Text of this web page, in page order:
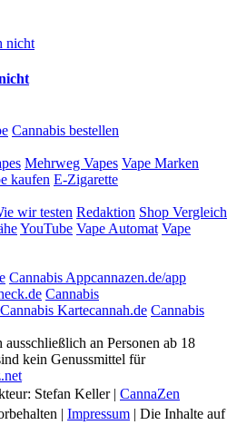
Cannabis bestellen
Mehrweg Vapes Vape Marken
kaufen E-Zigarette
wir testen Redaktion Shop Vergleich
YouTube Vape Automat Vape
Cannabis Appcannazen.de/app
Cannabis
Cannabis Kartecannah.de Cannabis
an Personen ab 18
kein Genussmittel für
Stefan Keller | CannaZen
| Impressum | Die Inhalte auf